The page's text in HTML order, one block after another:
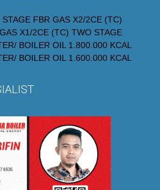
FBR GAS X2/2CE (TC)
X1/2CE (TC) TWO STAGE
BOILER OIL 1.800.000 KCAL
BOILER OIL 1.600.000 KCAL